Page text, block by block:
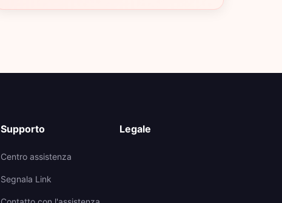
Supporto
Centro assistenza
Segnala Link
Legale